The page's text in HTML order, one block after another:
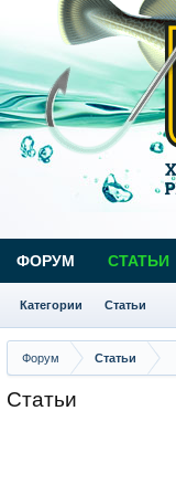
Форум Статьи
Статьи
ФОРУМ СТАТЬИ
Категории Статьи